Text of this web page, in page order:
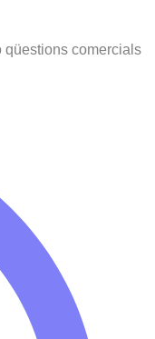
qüestions comercials